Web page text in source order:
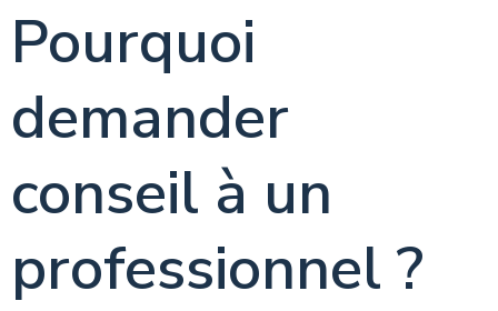
Pourquoi
demander
conseil à un
professionnel ?